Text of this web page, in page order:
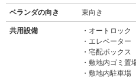
ベランダの向き 東向き
共用設備
オートロック
エレベーター
宅配ボックス
敷地内ゴミ置
敷地内駐車場